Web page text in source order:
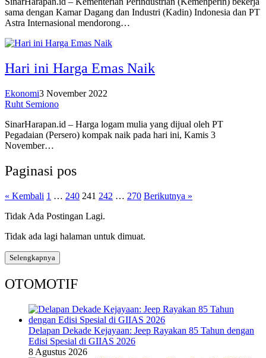
sama dengan Kamar Dagang dan Industri (Kadin) Indonesia dan PT
Astra Internasional mendorong…
Hari ini Harga Emas Naik
Ekonomi3 November 2022
Ruht Semiono
SinarHarapan.id – Harga logam mulia yang dijual oleh PT
Pegadaian (Persero) kompak naik pada hari ini, Kamis 3
November…
Paginasi pos
« Kembali 1 … 240 241 242 … 270 Berikutnya »
Tidak Ada Postingan Lagi.
Tidak ada lagi halaman untuk dimuat.
Selengkapnya
OTOMOTIF
Delapan Dekade Kejayaan: Jeep Rayakan 85 Tahun dengan
Edisi Spesial di GIIAS 2026
8 Agustus 2026